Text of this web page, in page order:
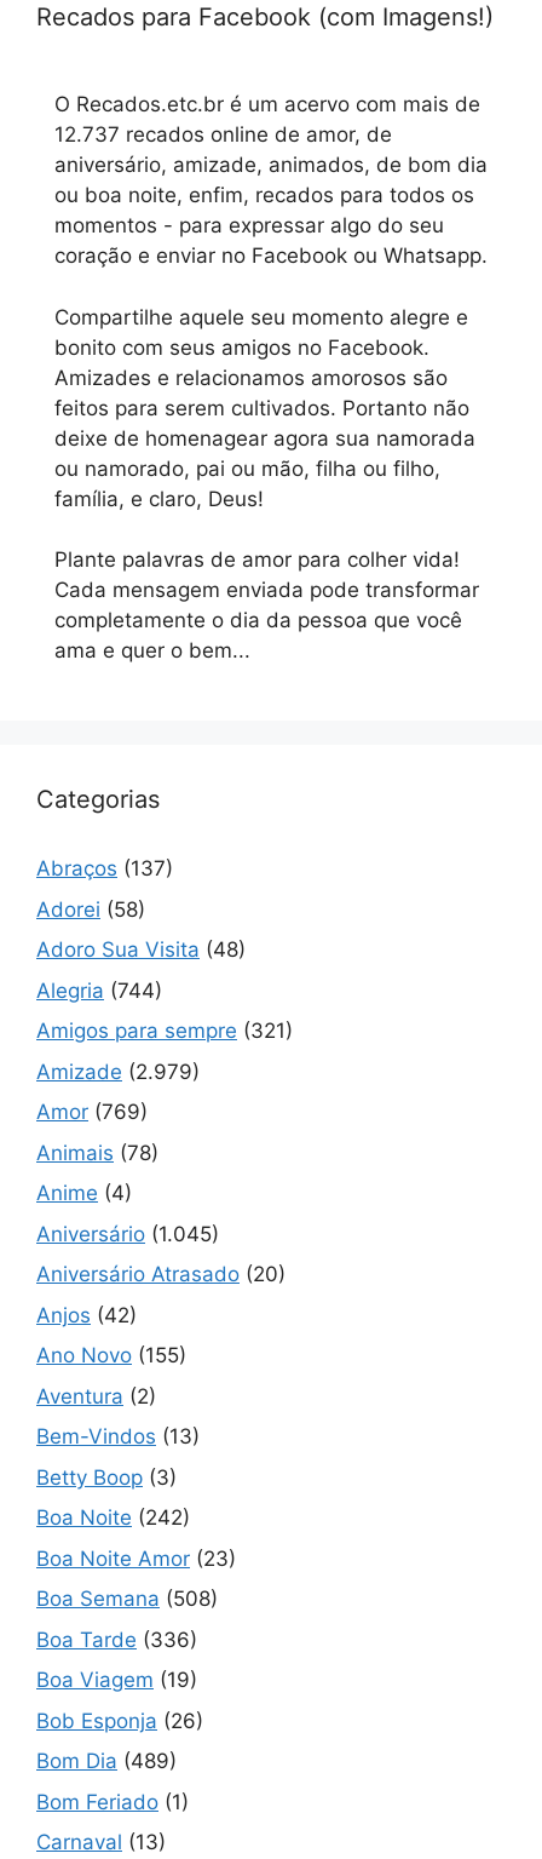
Recados para Facebook (com Imagens!)
O Recados.etc.br é um acervo com mais de
12.737 recados online de amor, de
aniversário, amizade, animados, de bom dia
ou boa noite, enfim, recados para todos os
momentos - para expressar algo do seu
coração e enviar no Facebook ou Whatsapp.
Compartilhe aquele seu momento alegre e
bonito com seus amigos no Facebook.
Amizades e relacionamos amorosos são
feitos para serem cultivados. Portanto não
deixe de homenagear agora sua namorada
ou namorado, pai ou mão, filha ou filho,
família, e claro, Deus!
Plante palavras de amor para colher vida!
Cada mensagem enviada pode transformar
completamente o dia da pessoa que você
ama e quer o bem...
Categorias
Abraços (137)
Adorei (58)
Adoro Sua Visita (48)
Alegria (744)
Amigos para sempre (321)
Amizade (2.979)
Amor (769)
Animais (78)
Anime (4)
Aniversário (1.045)
Aniversário Atrasado (20)
Anjos (42)
Ano Novo (155)
Aventura (2)
Bem-Vindos (13)
Betty Boop (3)
Boa Noite (242)
Boa Noite Amor (23)
Boa Semana (508)
Boa Tarde (336)
Boa Viagem (19)
Bob Esponja (26)
Bom Dia (489)
Bom Feriado (1)
Carnaval (13)